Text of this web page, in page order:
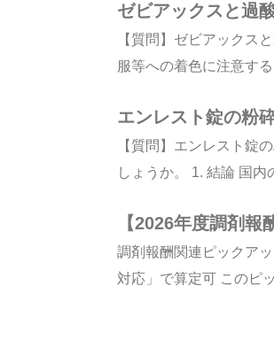
ゼビアックスと過
【質問】ゼビアックス
服等への着色に注意す
エンレスト錠の粉
【質問】エンレスト錠
しょうか。 1. 結論 国
【2026年度調剤
調剤報酬関連ピックア
対応」で算定可 このピ